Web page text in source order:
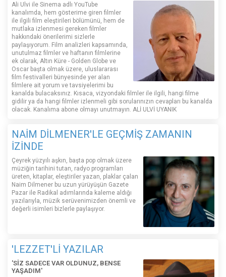
Ali Ulvi ile Sinema adlı YouTube
kanalımda, hem gösterime giren filmler
ile ilgili film eleştirileri bölümünü, hem de
mutlaka izlenmesi gereken filmler
hakkındaki önerilerimi sizlerle
paylaşıyorum. Film analizleri kapsamında,
unutulmaz filmler ve haftanın filmlerine
ek olarak, Altın Küre - Golden Globe ve
Oscar başta olmak üzere, uluslararası
film festivalleri bünyesinde yer alan
filmlere ait yorum ve tavsiyelerimi bu
kanalda bulacaksınız. Kısaca, vizyondaki filmler ile ilgili, hangi filme
gidilir ya da hangi filmler izlenmeli gibi sorularınızın cevapları bu kanalda
olacak. Kanalıma abone olmayı unutmayın. ALİ ULVİ UYANIK
NAİM DİLMENER'LE GEÇMİŞ ZAMANIN
İZİNDE
Çeyrek yüzyılı aşkın, başta pop olmak üzere
müziğin tarihini tutan, radyo programları
üreten, kitaplar, eleştiriler yazan, plaklar çalan
Naim Dilmener bu uzun yürüyüşün Gazete
Pazar ile Radikal adımlarında kaleme aldığı
yazılarıyla, müzik serüvenimizden önemli ve
değerli isimleri bizlerle paylaşıyor.
'LEZZET'Lİ YAZILAR
'SİZ SADECE VAR OLDUNUZ, BENSE
YAŞADIM'